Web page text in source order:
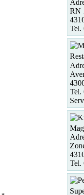
RN
Tel.
Tel.
Tel.